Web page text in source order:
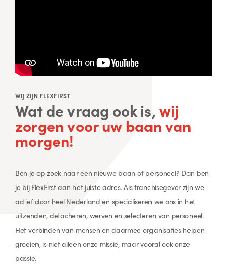
WIJ ZIJN FLEXFIRST
Wat de vraag ook is, wij
zorgen voor uw baan van
morgen!
Ben je op zoek naar een nieuwe baan of personeel? Dan ben
je bij FlexFirst aan het juiste adres. Als franchisegever zijn we
actief door heel Nederland en specialiseren we ons in het
uitzenden, detacheren, werven en selecteren van personeel.
Het verbinden van mensen en daarmee organisaties helpen
groeien, is niet alleen onze missie, maar vooral ook onze
passie.